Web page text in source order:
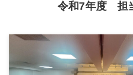
令和7年度 担